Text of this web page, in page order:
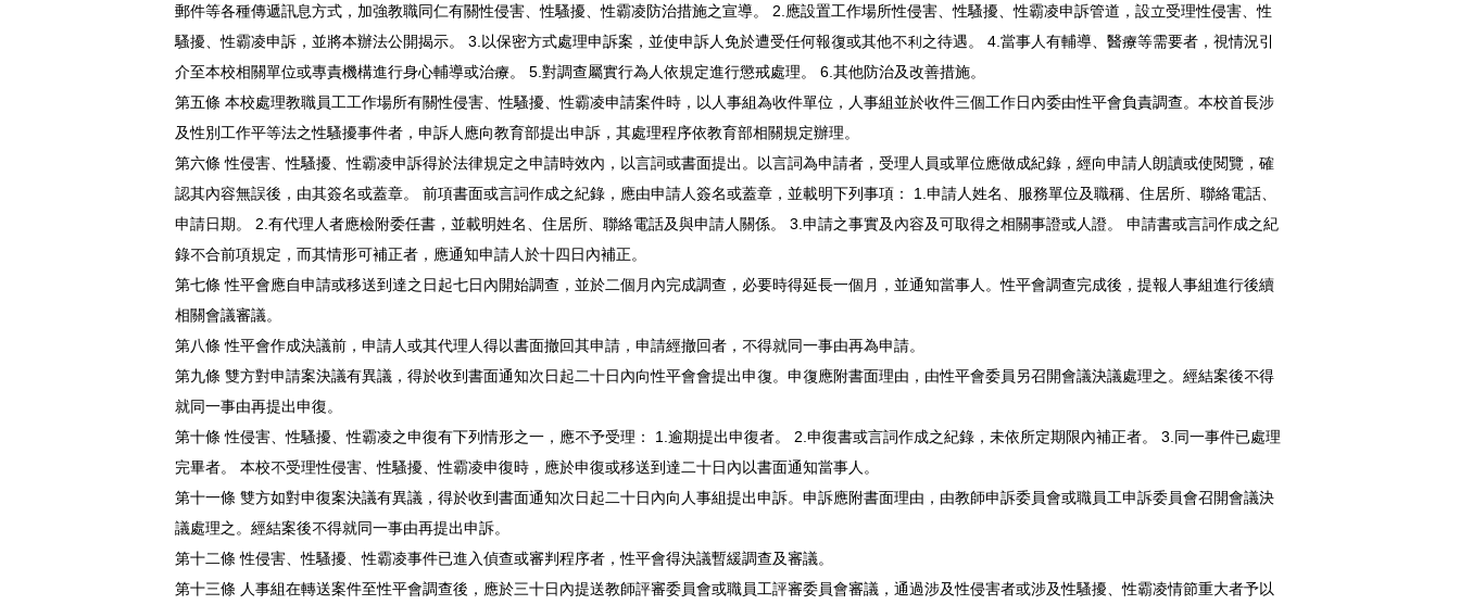
郵件等各種傳遞訊息方式，加強教職同仁有關性侵害、性騷擾、性霸凌防治措施之宣導。 2.應設置工作場所性侵害、性騷擾、性霸凌申訴管道，設立受理性侵害、性
騷擾、性霸凌申訴，並將本辦法公開揭示。 3.以保密方式處理申訴案，並使申訴人免於遭受任何報復或其他不利之待遇。 4.當事人有輔導、醫療等需要者，視情況引
介至本校相關單位或專責機構進行身心輔導或治療。 5.對調查屬實行為人依規定進行懲戒處理。 6.其他防治及改善措施。
第五條 本校處理教職員工工作場所有關性侵害、性騷擾、性霸凌申請案件時，以人事組為收件單位，人事組並於收件三個工作日內委由性平會負責調查。本校首長涉
及性別工作平等法之性騷擾事件者，申訴人應向教育部提出申訴，其處理程序依教育部相關規定辦理。
第六條 性侵害、性騷擾、性霸凌申訴得於法律規定之申請時效內，以言詞或書面提出。以言詞為申請者，受理人員或單位應做成紀錄，經向申請人朗讀或使閱覽，確
認其內容無誤後，由其簽名或蓋章。 前項書面或言詞作成之紀錄，應由申請人簽名或蓋章，並載明下列事項： 1.申請人姓名、服務單位及職稱、住居所、聯絡電話、
申請日期。 2.有代理人者應檢附委任書，並載明姓名、住居所、聯絡電話及與申請人關係。 3.申請之事實及內容及可取得之相關事證或人證。 申請書或言詞作成之紀
錄不合前項規定，而其情形可補正者，應通知申請人於十四日內補正。
第七條 性平會應自申請或移送到達之日起七日內開始調查，並於二個月內完成調查，必要時得延長一個月，並通知當事人。性平會調查完成後，提報人事組進行後續
相關會議審議。
第八條 性平會作成決議前，申請人或其代理人得以書面撤回其申請，申請經撤回者，不得就同一事由再為申請。
第九條 雙方對申請案決議有異議，得於收到書面通知次日起二十日內向性平會會提出申復。申復應附書面理由，由性平會委員另召開會議決議處理之。經結案後不得
就同一事由再提出申復。
第十條 性侵害、性騷擾、性霸凌之申復有下列情形之一，應不予受理： 1.逾期提出申復者。 2.申復書或言詞作成之紀錄，未依所定期限內補正者。 3.同一事件已處理
完畢者。 本校不受理性侵害、性騷擾、性霸凌申復時，應於申復或移送到達二十日內以書面通知當事人。
第十一條 雙方如對申復案決議有異議，得於收到書面通知次日起二十日內向人事組提出申訴。申訴應附書面理由，由教師申訴委員會或職員工申訴委員會召開會議決
議處理之。經結案後不得就同一事由再提出申訴。
第十二條 性侵害、性騷擾、性霸凌事件已進入偵查或審判程序者，性平會得決議暫緩調查及審議。
第十三條 人事組在轉送案件至性平會調查後，應於三十日內提送教師評審委員會或職員工評審委員會審議，通過涉及性侵害者或涉及性騷擾、性霸凌情節重大者予以